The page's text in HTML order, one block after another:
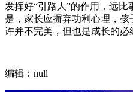
发挥好“引路人”的作用，远
是，家长应摒弃功利心理，
许并不完美，但也是成长的必
编辑：null